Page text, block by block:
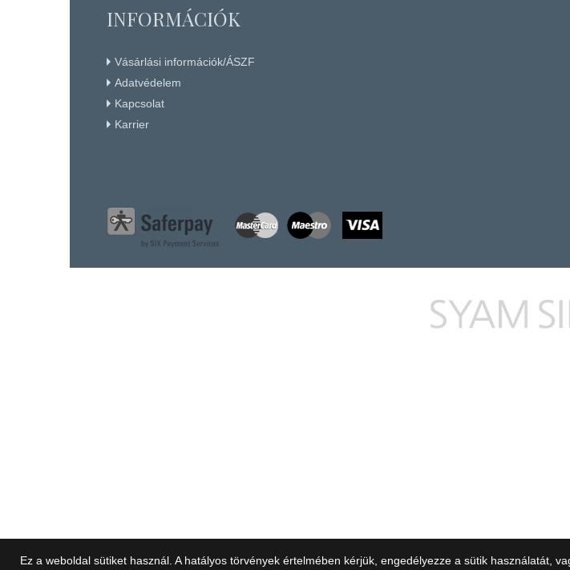
INFORMÁCIÓK
Vásárlási információk/ÁSZF
Adatvédelem
Kapcsolat
Karrier
Ez a weboldal sütiket használ. A hatályos törvények értelmében kérjük, engedélyezze a sütik használatát,